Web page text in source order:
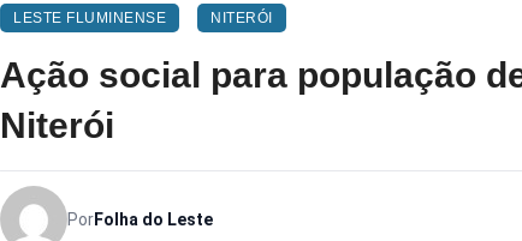
LESTE FLUMINENSE NITERÓI
Ação social para população
Niterói
PorFolha do Leste